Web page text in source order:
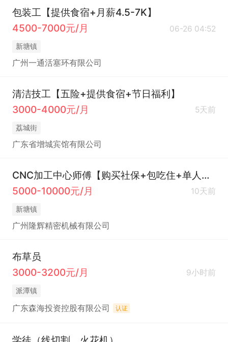
包装工【提供食宿+月薪4.5-7K】
4500-7000元/月
06-26 04:52
新塘镇
广州一通活塞环有限公司
清洁技工【五险+提供食宿+节日福利】
3000-4000元/月
5天前
荔城街
广东省增城宾馆有限公司
CNC加工中心师傅【购买社保+包吃住+单人单间宿舍】
5000-10000元/月
10天前
新塘镇
广州隆辉精密机械有限公司
布草员
3000-3200元/月
9小时前
派潭镇
广东森海投资控股有限公司 认证